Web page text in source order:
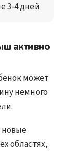
3-4 дней
активно
может
немного
областях,